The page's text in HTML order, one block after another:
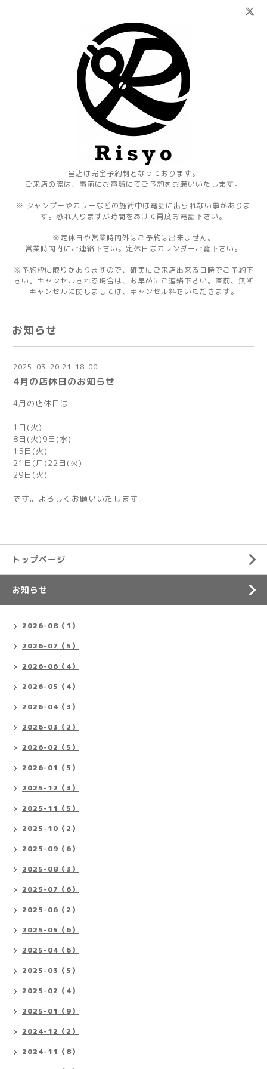
当店は完全予約制となっております。
ご来店の際は、事前にお電話にてご予約をお願いいたします。
※ シャンプーやカラーなどの施術中は電話に出られない事がありま
す。恐れ入りますが時間をあけて再度お電話下さい。
※定休日や営業時間外はご予約は出来ません。
営業時間内にご連絡下さい。定休日はカレンダーご覧下さい。
※予約枠に限りがありますので、確実にご来店出来る日時でご予約下
さい。キャンセルされる場合は、お早めにご連絡下さい。直前、無断
キャンセルに関しましては、キャンセル料をいただきます。
お知らせ
2025-03-20 21:18:00
4月の店休日のお知らせ
4月の店休日は
1日(火)
8日(火)9日(水)
15日(火)
21日(月)22日(火)
29日(火)
です。よろしくお願いいたします。
トップページ
お知らせ
2026-08（1）
2026-07（5）
2026-06（4）
2026-05（4）
2026-04（3）
2026-03（2）
2026-02（5）
2026-01（5）
2025-12（3）
2025-11（5）
2025-10（2）
2025-09（6）
2025-08（3）
2025-07（6）
2025-06（2）
2025-05（6）
2025-04（6）
2025-03（5）
2025-02（4）
2025-01（9）
2024-12（2）
2024-11（8）